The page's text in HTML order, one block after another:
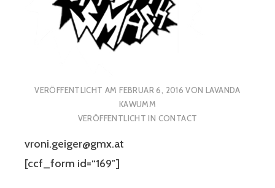
VERÖFFENTLICHT AMFEBRUAR 6, 2016 VONLAVANDA
KAWUMM
VERÖFFENTLICHT IN CONTACT
vroni.geiger@gmx.at
[ccf_form id=“169″]